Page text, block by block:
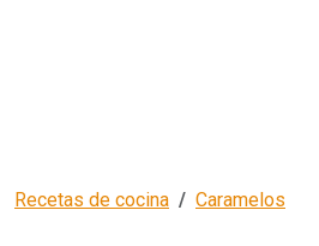
Recetas de cocina Caramelos